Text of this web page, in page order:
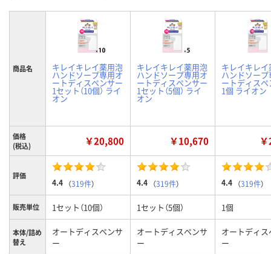
商品名 キレイキレイ薬用泡
ハンドソープ専用オ
ートディスペンサー
1セット（10個） ライ
オン
キレイキレイ薬用泡
ハンドソープ専用オ
ートディスペンサー
1セット（5個） ライ
オン
キレイキレ
ハンドソー
ートディス
1個 ライオン
価格
(税込)
￥20,800 ￥10,670
評価
4.4 （319件） 4.4 （319件） 4.4 （319件）
販売単位 1セット（10個） 1セット（5個） 1個
本体/詰め
替え
オートディスペンサ
ー
オートディスペンサ
ー
オートディ
ー